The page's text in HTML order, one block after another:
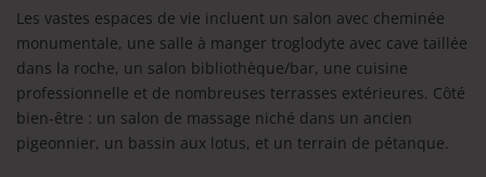
Les vastes espaces de vie incluent un salon avec cheminée
monumentale, une salle à manger troglodyte avec cave taillée
dans la roche, un salon bibliothèque/bar, une cuisine
professionnelle et de nombreuses terrasses extérieures. Côté
bien-être : un salon de massage niché dans un ancien
pigeonnier, un bassin aux lotus, et un terrain de pétanque.